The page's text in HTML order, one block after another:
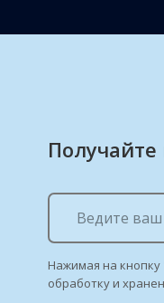
Нажимая на кнопку
обработку и